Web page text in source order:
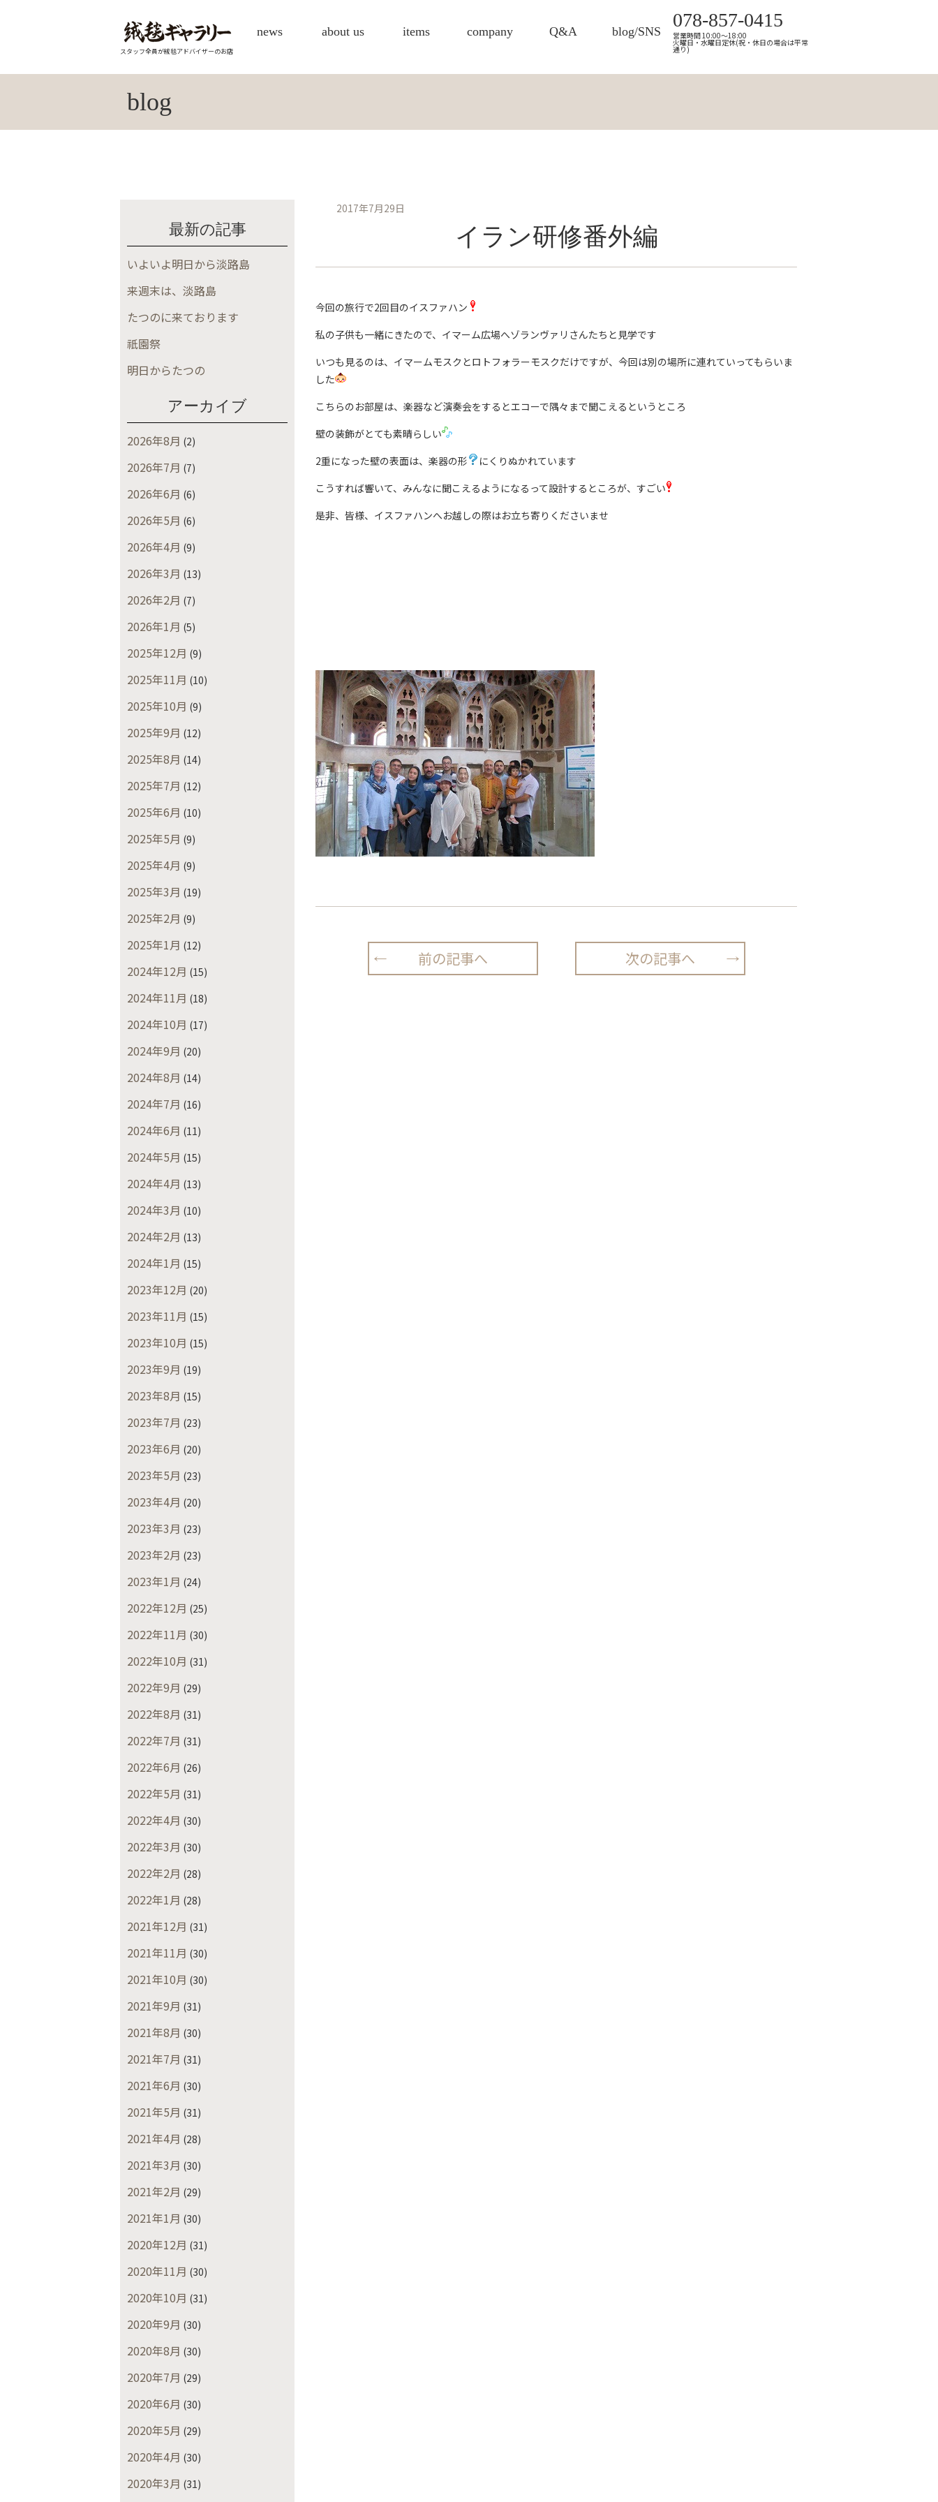
スタッフ全員が絨毯アドバイザーのお店
news about us items company Q&A blog/SNS
078-857-0415
営業時間 10:00～18:00
火曜日・水曜日定休(祝・休日の場合は平常
通り)
blog
最新の記事
いよいよ明日から淡路島
来週末は、淡路島
たつのに来ております
祇園祭
明日からたつの
アーカイブ
2026年8月 (2)
2026年7月 (7)
2026年6月 (6)
2026年5月 (6)
2026年4月 (9)
2026年3月 (13)
2026年2月 (7)
2026年1月 (5)
2025年12月 (9)
2025年11月 (10)
2025年10月 (9)
2025年9月 (12)
2025年8月 (14)
2025年7月 (12)
2025年6月 (10)
2025年5月 (9)
2025年4月 (9)
2025年3月 (19)
2025年2月 (9)
2025年1月 (12)
2024年12月 (15)
2024年11月 (18)
2024年10月 (17)
2024年9月 (20)
2024年8月 (14)
2024年7月 (16)
2024年6月 (11)
2024年5月 (15)
2024年4月 (13)
2024年3月 (10)
2024年2月 (13)
2024年1月 (15)
2023年12月 (20)
2023年11月 (15)
2023年10月 (15)
2023年9月 (19)
2023年8月 (15)
2023年7月 (23)
2023年6月 (20)
2023年5月 (23)
2023年4月 (20)
2023年3月 (23)
2023年2月 (23)
2023年1月 (24)
2022年12月 (25)
2022年11月 (30)
2022年10月 (31)
2022年9月 (29)
2022年8月 (31)
2022年7月 (31)
2022年6月 (26)
2022年5月 (31)
2022年4月 (30)
2022年3月 (30)
2022年2月 (28)
2022年1月 (28)
2021年12月 (31)
2021年11月 (30)
2021年10月 (30)
2021年9月 (31)
2021年8月 (30)
2021年7月 (31)
2021年6月 (30)
2021年5月 (31)
2021年4月 (28)
2021年3月 (30)
2021年2月 (29)
2021年1月 (30)
2020年12月 (31)
2020年11月 (30)
2020年10月 (31)
2020年9月 (30)
2020年8月 (30)
2020年7月 (29)
2020年6月 (30)
2020年5月 (29)
2020年4月 (30)
2020年3月 (31)
2017年7月29日
イラン研修番外編
今回の旅行で2回目のイスファハン
私の子供も一緒にきたので、イマーム広場へゾランヴァリさんたちと見学です
いつも見るのは、イマームモスクとロトフォラーモスクだけですが、今回は別の場所に連れていってもらいま
した
こちらのお部屋は、楽器など演奏会をするとエコーで隅々まで聞こえるというところ
壁の装飾がとても素晴らしい
2重になった壁の表面は、楽器の形
にくりぬかれています
こうすれば響いて、みんなに聞こえるようになるって設計するところが、すごい
是非、皆様、イスファハンへお越しの際はお立ち寄りくださいませ
前の記事へ 次の記事へ